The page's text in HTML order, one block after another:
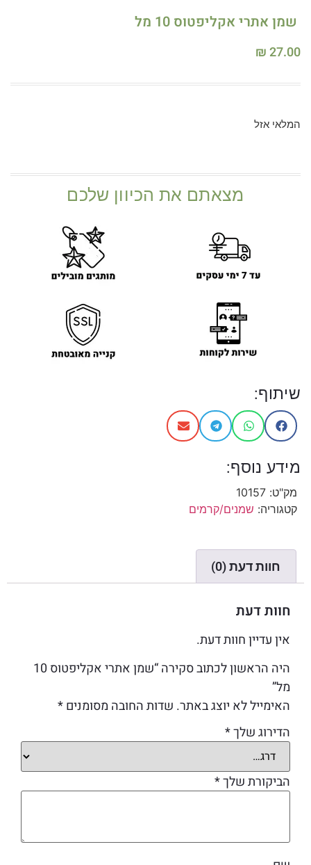
שמן אתרי אקליפטוס 10 מל
₪27.00
המלאי אזל
מצאתם את הכיוון שלכם
שיתוף:
מידע נוסף:
מק"ט: 10157
קטגוריה: שמנים/קרמים
חוות דעת (0)
חוות דעת
אין עדיין חוות דעת.
היה הראשון לכתוב סקירה “שמן אתרי אקליפטוס 10
מל”
האימייל לא יוצג באתר. שדות החובה מסומנים*
הדירוג שלך*
הביקורת שלך*